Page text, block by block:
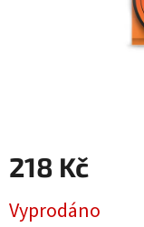
218 Kč
cena:
Vyprodáno